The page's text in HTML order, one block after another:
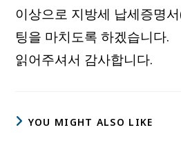
이상으로 지방세 납세증명
팅을 마치도록 하겠습니다.
읽어주셔서 감사합니다.
YOU MIGHT ALSO LIKE